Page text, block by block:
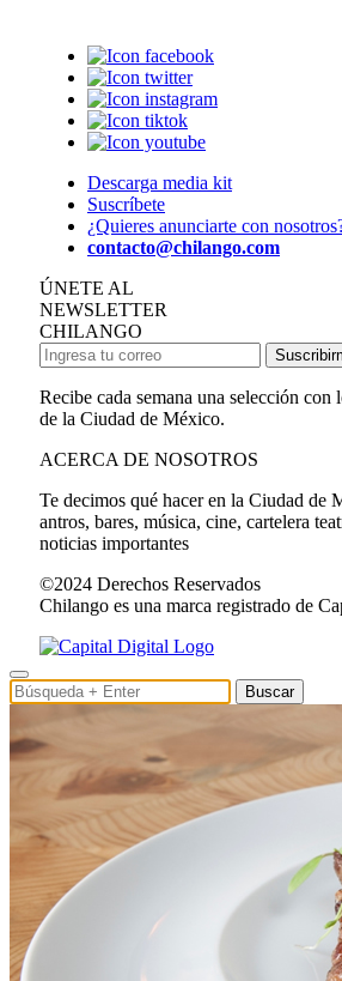
Descarga media kit
Suscríbete
¿Quieres anunciarte con
contacto@chilango.com
ÚNETE AL
NEWSLETTER
CHILANGO
Recibe cada semana una selección con
de la Ciudad de México.
ACERCA DE NOSOTROS
Te decimos qué hacer en la Ciudad de
antros, bares, música, cine, cartelera
noticias importantes
©2024 Derechos Reservados
Chilango es una marca registrado de
Buscar